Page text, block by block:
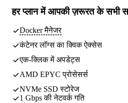
हर प्लान मेंआपकी ज़रूरत के सभी
Docker मैनेजर
कंटेनर लॉग्स का क्विक ऐक्सेस
एक-क्लिक में अपडेट्स
AMD EPYC प्रोसेसर्स
NVMe SSD स्टोरेज
1 Gbps की नेटवर्क गति